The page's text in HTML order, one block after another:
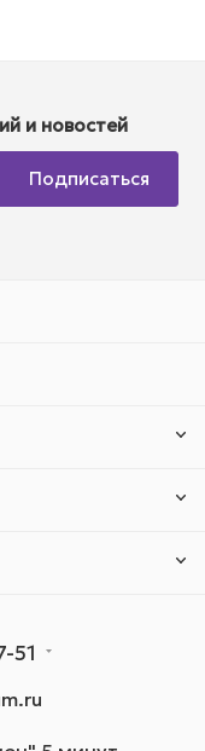
и новостей
Подписаться
51